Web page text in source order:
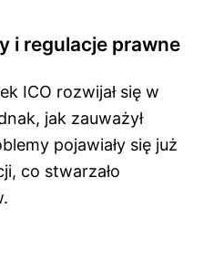
i regulacje prawne
ICO rozwijał się w
jak zauważył
pojawiały się już
co stwarzało